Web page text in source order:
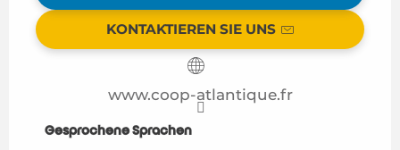
KONTAKTIEREN SIE UNS
www.coop-atlantique.fr
Gesprochene Sprachen
Gesprochene Sprachen